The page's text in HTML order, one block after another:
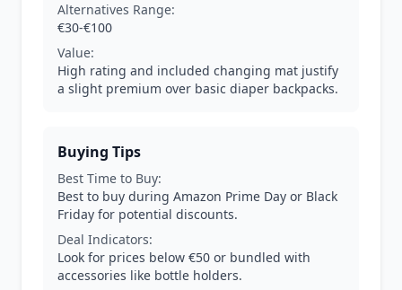
Alternatives Range:
€30-€100
Value:
High rating and included changing mat justify
a slight premium over basic diaper backpacks.
Buying Tips
Best Time to Buy:
Best to buy during Amazon Prime Day or Black
Friday for potential discounts.
Deal Indicators:
Look for prices below €50 or bundled with
accessories like bottle holders.